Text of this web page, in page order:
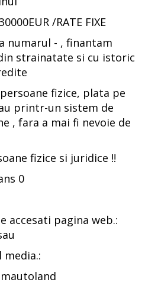
/RATE FIXE
numarul - , finantam
strainatate si cu istoric
fizice, plata pe
printr-un sistem de
, fara a mai fi nevoie de
fizice si juridice !!
0
accesati pagina web.:
media.: